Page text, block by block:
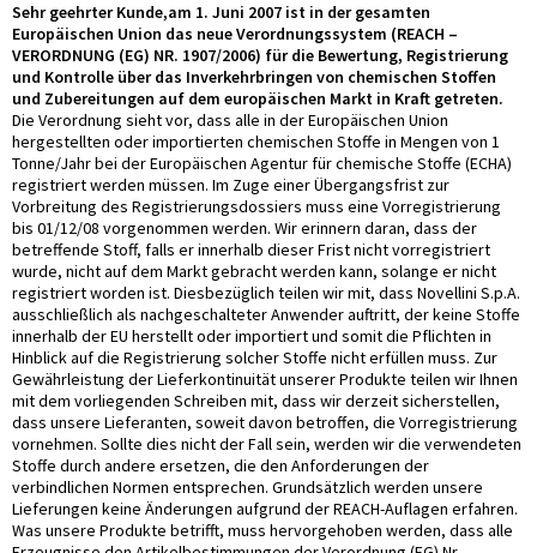
Sehr geehrter Kunde,am 1. Juni 2007 ist in der gesamten
Europäischen Union das neue Verordnungssystem (REACH –
VERORDNUNG (EG) NR. 1907/2006) für die Bewertung, Registrierung
und Kontrolle über das Inverkehrbringen von chemischen Stoffen
und Zubereitungen auf dem europäischen Markt in Kraft getreten.
Die Verordnung sieht vor, dass alle in der Europäischen Union
hergestellten oder importierten chemischen Stoffe in Mengen von 1
Tonne/Jahr bei der Europäischen Agentur für chemische Stoffe (ECHA)
registriert werden müssen. Im Zuge einer Übergangsfrist zur
Vorbreitung des Registrierungsdossiers muss eine Vorregistrierung
bis 01/12/08 vorgenommen werden. Wir erinnern daran, dass der
betreffende Stoff, falls er innerhalb dieser Frist nicht vorregistriert
wurde, nicht auf dem Markt gebracht werden kann, solange er nicht
registriert worden ist. Diesbezüglich teilen wir mit, dass Novellini S.p.A.
ausschließlich als nachgeschalteter Anwender auftritt, der keine Stoffe
innerhalb der EU herstellt oder importiert und somit die Pflichten in
Hinblick auf die Registrierung solcher Stoffe nicht erfüllen muss. Zur
Gewährleistung der Lieferkontinuität unserer Produkte teilen wir Ihnen
mit dem vorliegenden Schreiben mit, dass wir derzeit sicherstellen,
dass unsere Lieferanten, soweit davon betroffen, die Vorregistrierung
vornehmen. Sollte dies nicht der Fall sein, werden wir die verwendeten
Stoffe durch andere ersetzen, die den Anforderungen der
verbindlichen Normen entsprechen. Grundsätzlich werden unsere
Lieferungen keine Änderungen aufgrund der REACH-Auflagen erfahren.
Was unsere Produkte betrifft, muss hervorgehoben werden, dass alle